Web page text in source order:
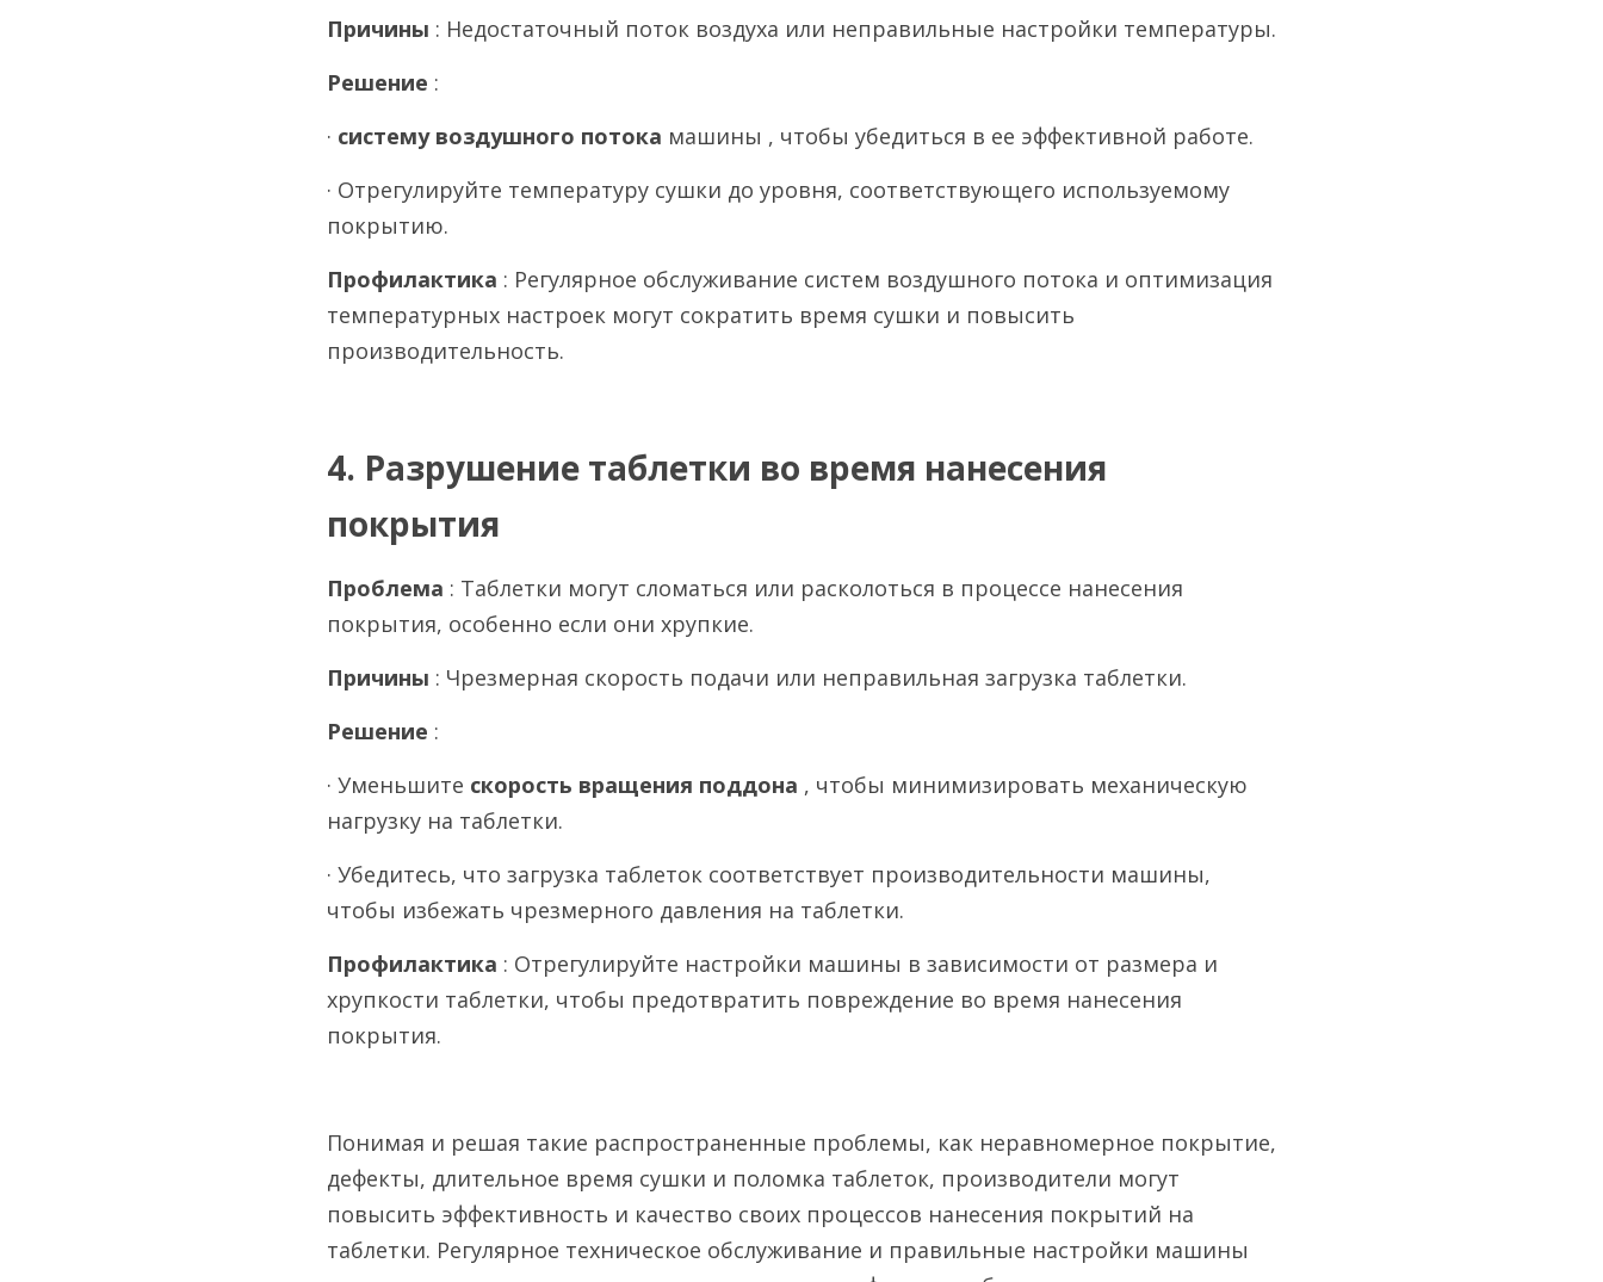
Причины : Недостаточный поток воздуха или неправильные настройки температуры.
Решение :
· систему воздушного потока машины , чтобы убедиться в ее эффективной работе.
· Отрегулируйте температуру сушки до уровня, соответствующего используемому
покрытию.
Профилактика : Регулярное обслуживание систем воздушного потока и оптимизация
температурных настроек могут сократить время сушки и повысить
производительность.
4. Разрушение таблетки во время нанесения
покрытия
Проблема : Таблетки могут сломаться или расколоться в процессе нанесения
покрытия, особенно если они хрупкие.
Причины : Чрезмерная скорость подачи или неправильная загрузка таблетки.
Решение :
· Уменьшите скорость вращения поддона , чтобы минимизировать механическую
нагрузку на таблетки.
· Убедитесь, что загрузка таблеток соответствует производительности машины,
чтобы избежать чрезмерного давления на таблетки.
Профилактика : Отрегулируйте настройки машины в зависимости от размера и
хрупкости таблетки, чтобы предотвратить повреждение во время нанесения
покрытия.
Понимая и решая такие распространенные проблемы, как неравномерное покрытие,
дефекты, длительное время сушки и поломка таблеток, производители могут
повысить эффективность и качество своих процессов нанесения покрытий на
таблетки. Регулярное техническое обслуживание и правильные настройки машины